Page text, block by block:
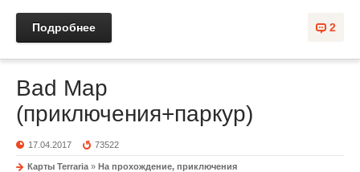
2
Подробнее
Bad Map
(приключения+паркур)
17.04.2017 73522
Карты Terraria » На прохождение, приключения